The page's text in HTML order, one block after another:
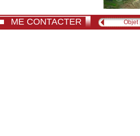
ME CONTACTER Objet